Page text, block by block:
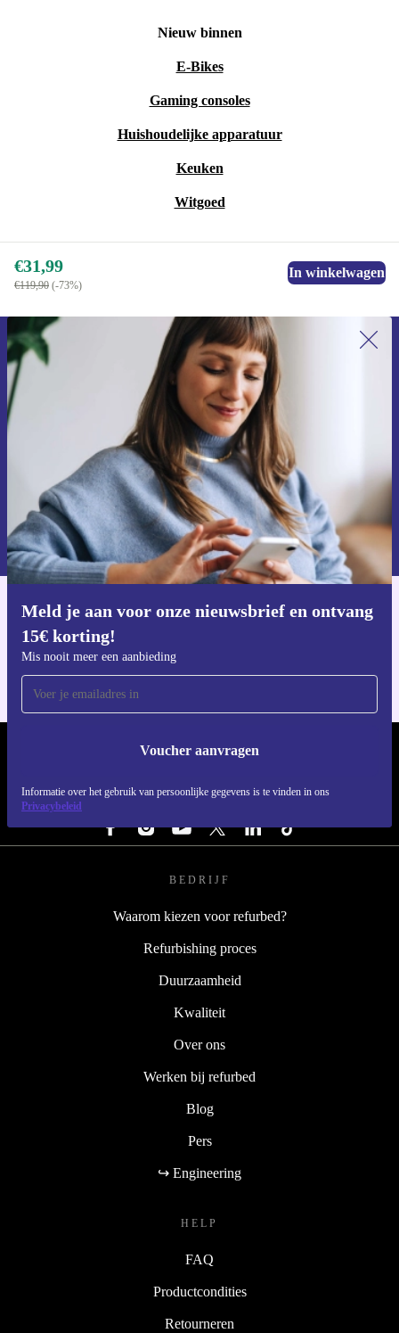
Nieuw binnen
E-Bikes
Gaming consoles
Huishoudelijke apparatuur
Keuken
Witgoed
€31,99
€119,90 (-73%)
In winkelwagen
Meld je aan voor onze nieuwsbrief en ontvang
15€ korting!
Mis nooit meer een aanbieding
Voucher aanvragen
Informatie over het gebruik van persoonlijke gegevens is te vinden in ons
Privacybeleid
Meld je aan voor onze nieuwsbrief en
ontvang €15 korting!
Mis nooit meer een aanbieding.
Voucher aanvragen
Informatie over het gebruik van persoonsgegevens vind je in ons
privacybeleid
Download de refurbed app
REFURBED NEDERLAND - RETHINK NEW.
VOLG ONS
BEDRIJF
Waarom kiezen voor refurbed?
Refurbishing proces
Duurzaamheid
Kwaliteit
Over ons
Werken bij refurbed
Blog
Pers
↪ Engineering
HELP
FAQ
Productcondities
Retourneren